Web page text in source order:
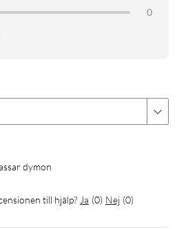
0
dymon
till hjälp? Ja (0) Nej (0)